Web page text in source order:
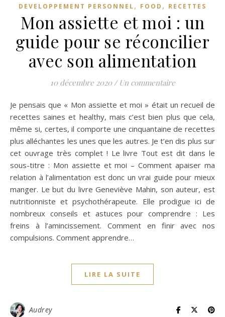
DEVELOPPEMENT PERSONNEL, FOOD , RECETTES
Mon assiette et moi : un
guide pour se réconcilier
avec son alimentation
10 décembre 2020 / Un commentaire
Je pensais que « Mon assiette et moi » était un recueil de
recettes saines et healthy, mais c’est bien plus que cela,
même si, certes, il comporte une cinquantaine de recettes
plus alléchantes les unes que les autres. Je t’en dis plus sur
cet ouvrage très complet ! Le livre Tout est dit dans le
sous-titre : Mon assiette et moi – Comment apaiser ma
relation à l’alimentation est donc un vrai guide pour mieux
manger. Le but du livre Geneviève Mahin, son auteur, est
nutritionniste et psychothérapeute. Elle prodigue ici de
nombreux conseils et astuces pour comprendre : Les
freins à l’amincissement. Comment en finir avec nos
compulsions. Comment apprendre…
LIRE LA SUITE
Audrey